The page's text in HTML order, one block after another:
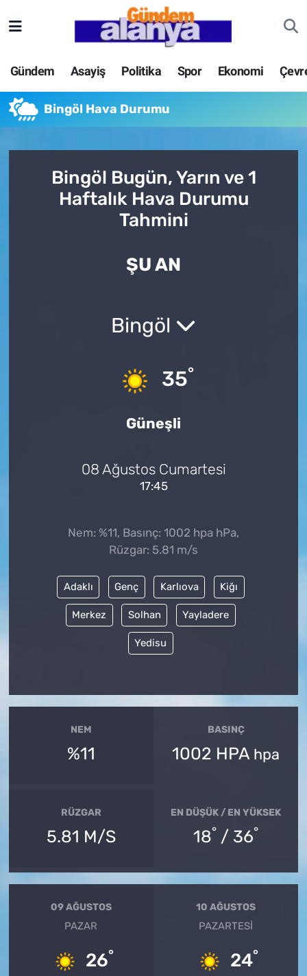
Gündem Asayiş Politika Spor Ekonomi
Bingöl Hava Durumu
Bingöl Bugün, Yarın ve 1
Haftalık Hava Durumu
Tahmini
ŞU AN
Bingöl
35°
Güneşli
08 Ağustos Cumartesi
17:45
Nem: %11, Basınç: 1002 hpa hPa,
Rüzgar: 5.81 m/s
Adaklı Genç Karlıova Kiğı
Merkez Solhan Yayladere
Yedisu
NEM
%11
BASINÇ
1002 HPA hpa
RÜZGAR
5.81 M/S
EN DÜŞÜK / EN YÜKSEK
18° / 36°
09 AĞUSTOS
PAZAR
26°
10 AĞUSTOS
PAZARTESI
24°